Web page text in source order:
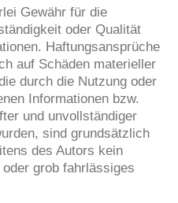
Gewähr für die
oder Qualität
Haftungsansprüche
auf Schäden materieller
durch die Nutzung oder
Informationen bzw.
und unvollständiger
sind grundsätzlich
des Autors kein
grob fahrlässiges